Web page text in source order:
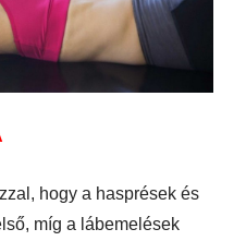
hogy a hasprések és
míg a lábemelések